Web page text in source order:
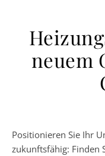
neuem
Positionieren Sie Ihr
zukunftsfähig: Finden